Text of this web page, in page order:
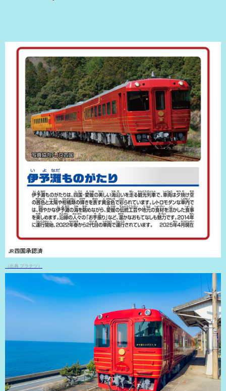
（出典 プラテツ）